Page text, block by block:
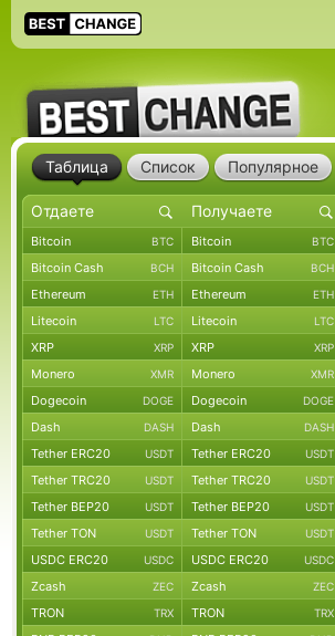
Таблица Список Популярное
Bitcoin BTC Bitcoin BTC
Bitcoin Cash BCH Bitcoin Cash BCH
Ethereum ETH Ethereum ETH
Litecoin LTC Litecoin LTC
XRP XRP XRP XRP
Monero XMR Monero XMR
Dogecoin DOGE Dogecoin DOGE
Dash DASH Dash DASH
Tether ERC20 USDT Tether ERC20 USDT
Tether TRC20 USDT Tether TRC20 USDT
Tether BEP20 USDT Tether BEP20 USDT
Tether TON USDT Tether TON USDT
USDC ERC20 USDC USDC ERC20 USDC
Zcash ZEC Zcash ZEC
TRON TRX TRON TRX